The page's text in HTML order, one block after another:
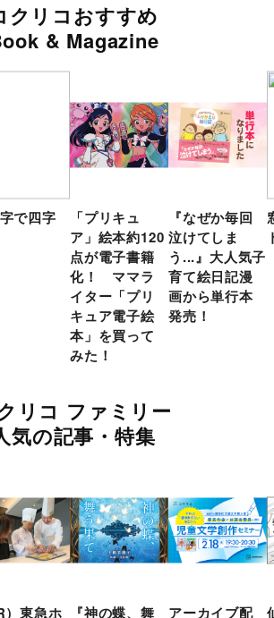
クリコおすすめ
& Magazine
で四字
「プリキュ
ア」絵本約120
点が電子書籍
化！ ママラ
イター「プリ
キュア電子絵
本」を買って
みた！
『なぜか毎回
泣けてしま
う...』大人気子
育て絵日記漫
画から単行本
発売！
リコ ファミリー
気の記事・特集
）東急ホ
『神の蝶、舞
アーカイブ配